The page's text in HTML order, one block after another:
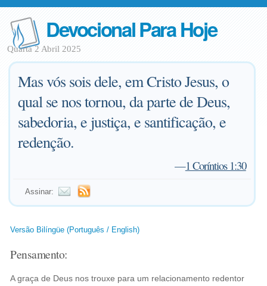
Devocional Para Hoje
Quarta 2 Abril 2025
Mas vós sois dele, em Cristo Jesus, o
qual se nos tornou, da parte de Deus,
sabedoria, e justiça, e santificação, e
redenção.
—1 Coríntios 1:30
Assinar:
Versão Bilíngüe (Português / English)
Pensamento:
A graça de Deus nos trouxe para um relacionamento redentor